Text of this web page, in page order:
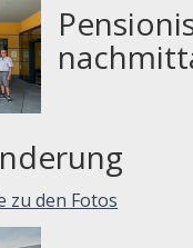
zu den Fotos